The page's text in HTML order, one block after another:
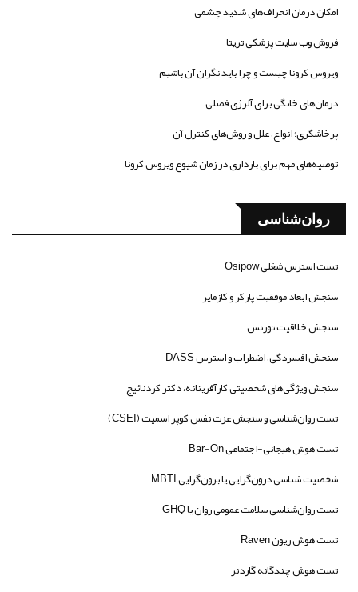
امکان درمان انحراف‌های شدید چشمی
فروش وب سایت پزشکی تریتا
ویروس کرونا چیست و چرا باید نگران آن باشیم
درمان‌های خانگی برای آلرژی فصلی
پرخاشگری؛ انواع، علل و روش‌های کنترل آن
توصیه‌های مهم برای بارداری در زمان شیوع ویروس کرونا
روان‌شناسی
تست استرس شغلی Osipow
سنجش ابعاد موفقیت پارکر و کازمایر
سنجش خلاقیت تورنس
سنجش افسردگی، اضطراب و استرس DASS
سنجش ویژگی‌های شخصیتی کارآفرینانه، دکتر کردنائیج
تست روان‌شناسی و سنجش عزت نفس کوپر اسمیت (CSEI)
تست هوش هیجانی-اجتماعی Bar-On
شخصیت شناسی درون‌گرایی یا برون‌گرایی MBTI
تست روان‌شناسی سلامت عمومی روان یا GHQ
تست هوش ریون Raven
تست هوش چندگانه گاردنر